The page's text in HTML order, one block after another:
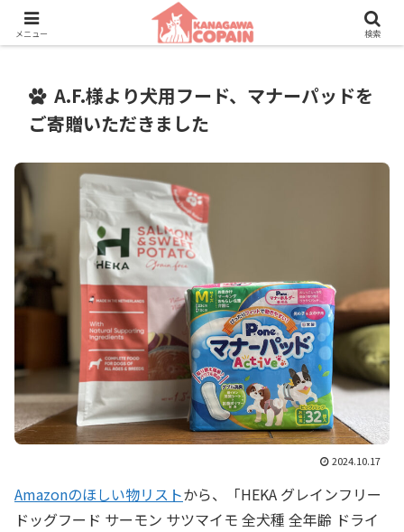
保護動物たちに、新しい家族との素敵な出会いを。
A.F.様より犬用フード、マナーパッドを
ご寄贈いただきました
2024.10.17
Amazonのほしい物リストから、「HEKA グレインフリー
ドッグフード サーモン サツマイモ 全犬種 全年齢 ドライ
メニュー 検索